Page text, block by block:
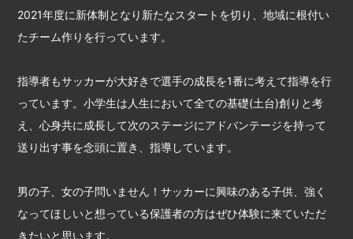
2021年度に新体制となり新たなスタートを切り、地域に根付い
たチーム作りを行っています。
指導者もサッカーが大好きで選手の成長を1番に考えて指導を行
っています。小学生は人生において全ての基礎(土台)創りと考
え、心身共に成長して次のステージにアドバンテージを持って
送り出す事を念頭に置き、指導しています。
男の子、女の子問いません！サッカーに興味のある子供、強く
なってほしいと想っている保護者の方はぜひ体験に来ていただ
きたいと思います。